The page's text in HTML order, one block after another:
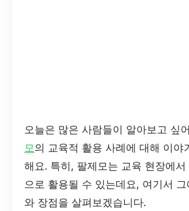
오늘은 많은 사람들이 알아보고 싶
모의 교육적 활용 사례에 대해 이야
해요. 특히, 팔제모는 교육 현장에서
으로 활용될 수 있는데요, 여기서 그
와 장점을 살펴보겠습니다.